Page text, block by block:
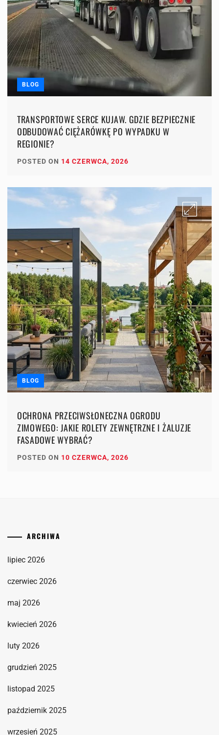
BLOG
TRANSPORTOWE SERCE KUJAW. GDZIE BEZPIECZNIE
ODBUDOWAĆ CIĘŻARÓWKĘ PO WYPADKU W
REGIONIE?
POSTED ON 14 CZERWCA, 2026
BLOG
OCHRONA PRZECIWSŁONECZNA OGRODU
ZIMOWEGO: JAKIE ROLETY ZEWNĘTRZNE I ŻALUZJE
FASADOWE WYBRAĆ?
POSTED ON 10 CZERWCA, 2026
ARCHIWA
lipiec 2026
czerwiec 2026
maj 2026
kwiecień 2026
luty 2026
grudzień 2025
listopad 2025
październik 2025
wrzesień 2025